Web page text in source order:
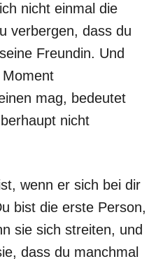
nicht einmal die
verbergen, dass du
Freundin. Und
mag, bedeutet
nicht
wenn er sich bei dir
bist die erste Person,
sie sich streiten, und
dass du manchmal